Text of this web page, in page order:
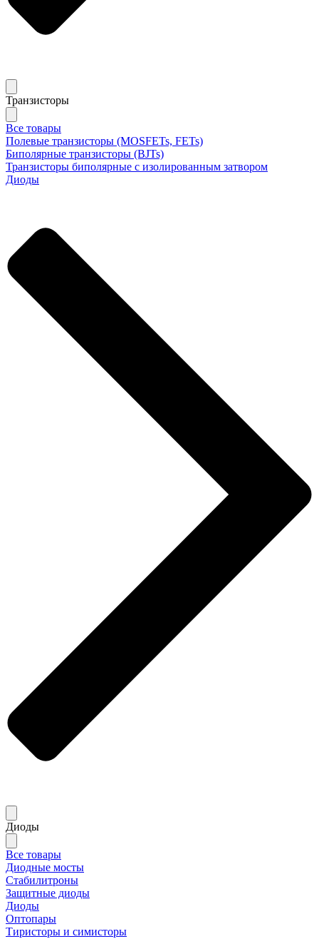
Транзисторы
Все товары
Полевые транзисторы (MOSFETs, FETs)
Биполярные транзисторы (BJTs)
Транзисторы биполярные с изолированным затвором
Диоды
Диоды
Все товары
Диодные мосты
Стабилитроны
Защитные диоды
Диоды
Оптопары
Тиристоры и симисторы